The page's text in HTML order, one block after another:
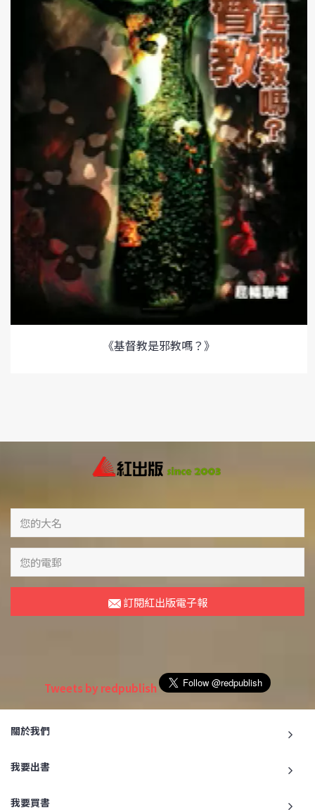
《基督教是邪教嗎？》
訂閱紅出版電子報
Tweets by redpublish
關於我們
我要出書
我要買書